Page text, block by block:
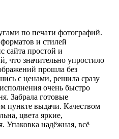
по печати фотографий.
и стилей
сайта простой и
что значительно упростило
прошла без
с ценами, решила сразу
очень быстро
Забрала готовые
пункте выдачи. Качеством
цвета яркие,
Упаковка надёжная, всё